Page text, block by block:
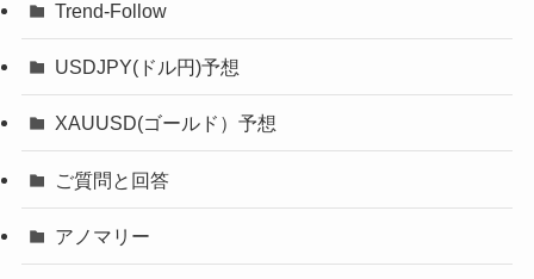
Trend-Follow
USDJPY(ドル円)予想
XAUUSD(ゴールド）予想
ご質問と回答
アノマリー